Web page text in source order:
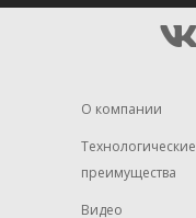
О компании
Технологические
преимущества
Видео